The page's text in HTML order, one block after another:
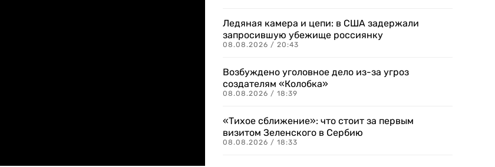
Ледяная камера и цепи: в США задержали
запросившую убежище россиянку
08.08.2026 / 20:43
Возбуждено уголовное дело из-за угроз
создателям «Колобка»
08.08.2026 / 18:39
«Тихое сближение»: что стоит за первым
визитом Зеленского в Сербию
08.08.2026 / 18:33